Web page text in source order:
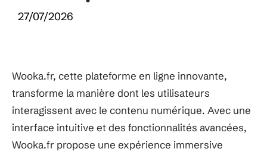
27/07/2026
Wooka.fr, cette plateforme en ligne innovante,
transforme la manière dont les utilisateurs
interagissent avec le contenu numérique. Avec une
interface intuitive et des fonctionnalités avancées,
Wooka.fr propose une expérience immersive